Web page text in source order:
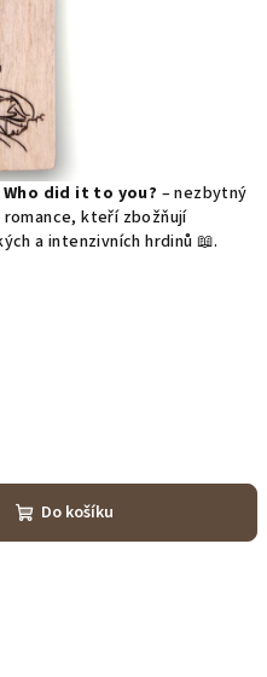
did it to you? – nezbytný
kteří zbožňují
a intenzivních hrdinů 📖.
Do košíku